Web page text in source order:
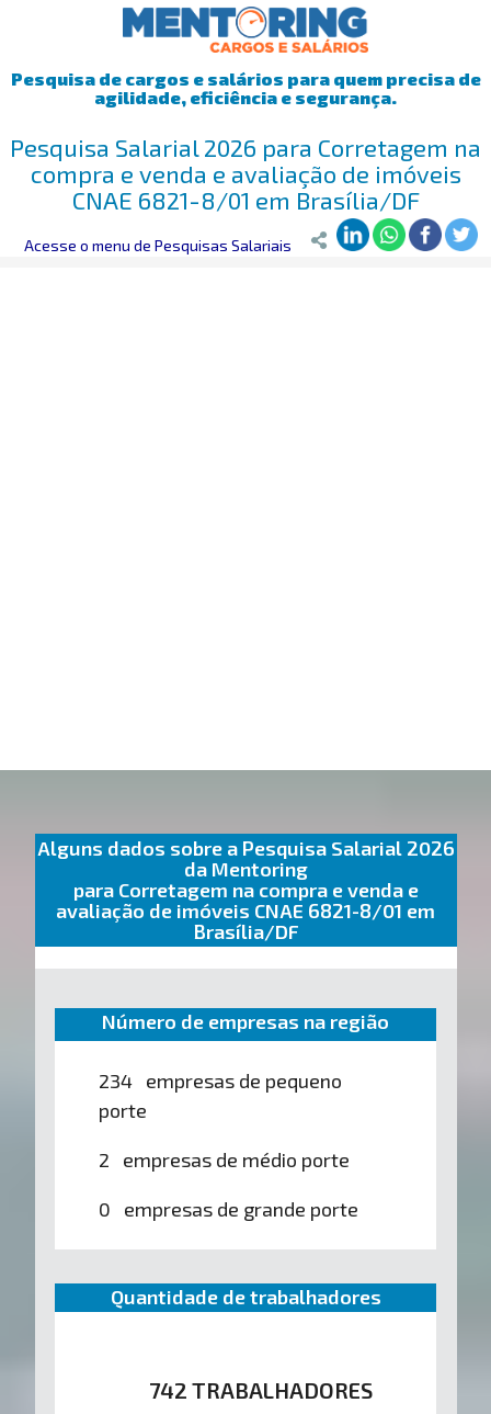
Pesquisa de cargos e salários para quem precisa de
agilidade, eficiência e segurança.
Pesquisa Salarial 2026 para Corretagem na
compra e venda e avaliação de imóveis
CNAE 6821-8/01 em Brasília/DF
Mentoring>Pesquisa Salarial>Brasília/DF>Corretagem na
Acesse o menu de Pesquisas Salariais
Alguns dados sobre a Pesquisa Salarial 2026
da Mentoring
para Corretagem na compra e venda e
avaliação de imóveis CNAE 6821-8/01 em
Brasília/DF
Número de empresas na região
234 empresas de pequeno
porte
2 empresas de médio porte
0 empresas de grande porte
Quantidade de trabalhadores
742 TRABALHADORES